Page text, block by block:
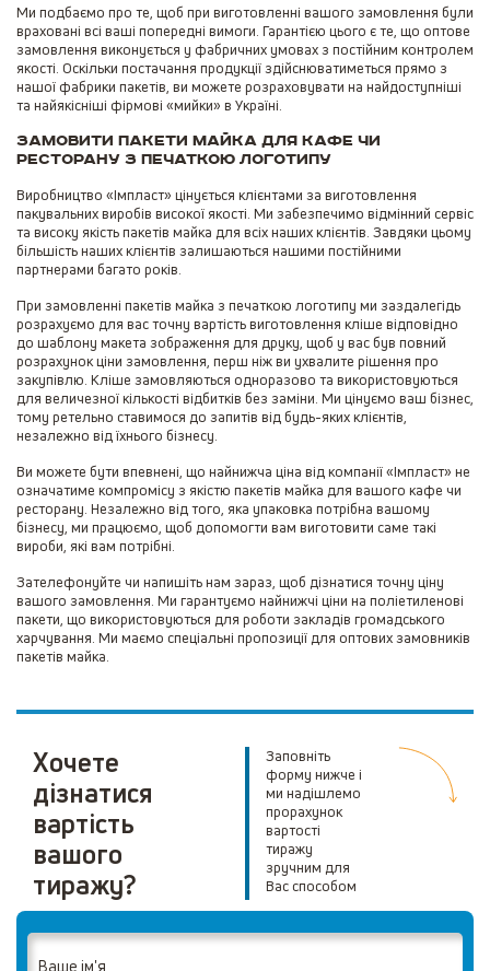
Ми подбаємо про те, щоб при виготовленні вашого замовлення були
враховані всі ваші попередні вимоги. Гарантією цього є те, що оптове
замовлення виконується у фабричних умовах з постійним контролем
якості. Оскільки постачання продукції здійснюватиметься прямо з
нашої фабрики пакетів, ви можете розраховувати на найдоступніші
та найякісніші фірмові «мийки» в Україні.
Замовити пакети майка для кафе чи
ресторану з печаткою логотипу
Виробництво «Імпласт» цінується клієнтами за виготовлення
пакувальних виробів високої якості. Ми забезпечимо відмінний сервіс
та високу якість пакетів майка для всіх наших клієнтів. Завдяки цьому
більшість наших клієнтів залишаються нашими постійними
партнерами багато років.
При замовленні пакетів майка з печаткою логотипу ми заздалегідь
розрахуємо для вас точну вартість виготовлення кліше відповідно
до шаблону макета зображення для друку, щоб у вас був повний
розрахунок ціни замовлення, перш ніж ви ухвалите рішення про
закупівлю. Кліше замовляються одноразово та використовуються
для величезної кількості відбитків без заміни. Ми цінуємо ваш бізнес,
тому ретельно ставимося до запитів від будь-яких клієнтів,
незалежно від їхнього бізнесу.
Ви можете бути впевнені, що найнижча ціна від компанії «Імпласт» не
означатиме компромісу з якістю пакетів майка для вашого кафе чи
ресторану. Незалежно від того, яка упаковка потрібна вашому
бізнесу, ми працюємо, щоб допомогти вам виготовити саме такі
вироби, які вам потрібні.
Зателефонуйте чи напишіть нам зараз, щоб дізнатися точну ціну
вашого замовлення. Ми гарантуємо найнижчі ціни на поліетиленові
пакети, що використовуються для роботи закладів громадського
харчування. Ми маємо спеціальні пропозиції для оптових замовників
пакетів майка.
Хочете
дізнатися
вартість
вашого
тиражу?
Заповніть
форму нижче і
ми надішлемо
прорахунок
вартості
тиражу
зручним для
Вас способом